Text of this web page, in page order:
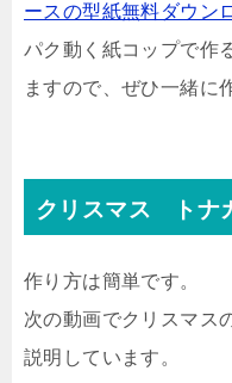
ースの型紙無料ダウン
パク動く紙コップで作
ますので、ぜひ一緒に
クリスマス トナ
作り方は簡単です。
次の動画でクリスマス
説明しています。